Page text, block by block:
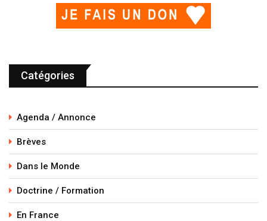
Catégories
Agenda / Annonce
Brèves
Dans le Monde
Doctrine / Formation
En France